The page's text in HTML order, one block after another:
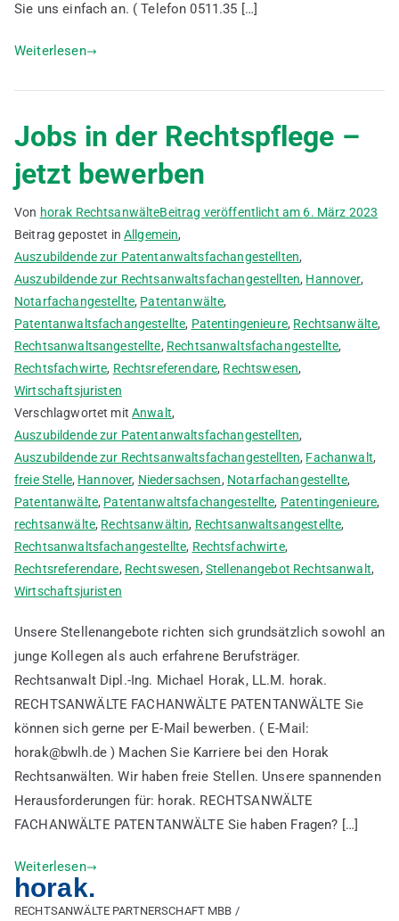
Sie uns einfach an. ( Telefon 0511.35 […]
Weiterlesen
Jobs in der Rechtspflege –
jetzt bewerben
Von horak RechtsanwälteBeitrag veröffentlicht am 6. März 2023
Beitrag gepostet inAllgemein,
Auszubildende zur Patentanwaltsfachangestellten,
Auszubildende zur Rechtsanwaltsfachangestellten, Hannover,
Notarfachangestellte, Patentanwälte,
Patentanwaltsfachangestellte, Patentingenieure, Rechtsanwälte,
Rechtsanwaltsangestellte, Rechtsanwaltsfachangestellte,
Rechtsfachwirte, Rechtsreferendare, Rechtswesen,
Wirtschaftsjuristen
Verschlagwortet mitAnwalt,
Auszubildende zur Patentanwaltsfachangestellten,
Auszubildende zur Rechtsanwaltsfachangestellten, Fachanwalt,
freie Stelle, Hannover, Niedersachsen, Notarfachangestellte,
Patentanwälte, Patentanwaltsfachangestellte, Patentingenieure,
rechtsanwälte, Rechtsanwältin, Rechtsanwaltsangestellte,
Rechtsanwaltsfachangestellte, Rechtsfachwirte,
Rechtsreferendare, Rechtswesen, Stellenangebot Rechtsanwalt,
Wirtschaftsjuristen
Unsere Stellenangebote richten sich grundsätzlich sowohl an
junge Kollegen als auch erfahrene Berufsträger.
Rechtsanwalt Dipl.-Ing. Michael Horak, LL.M. horak.
RECHTSANWÄLTE FACHANWÄLTE PATENTANWÄLTE Sie
können sich gerne per E-Mail bewerben. ( E-Mail:
horak@bwlh.de ) Machen Sie Karriere bei den Horak
Rechtsanwälten. Wir haben freie Stellen. Unsere spannenden
Herausforderungen für: horak. RECHTSANWÄLTE
FACHANWÄLTE PATENTANWÄLTE Sie haben Fragen? […]
Weiterlesen
horak.
RECHTSANWÄLTE PARTNERSCHAFT MBB /